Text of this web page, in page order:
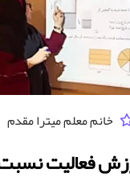
خانم معلم میترا مقدم
فعالیت